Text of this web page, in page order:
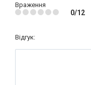
Враження
0/12
Відгук: